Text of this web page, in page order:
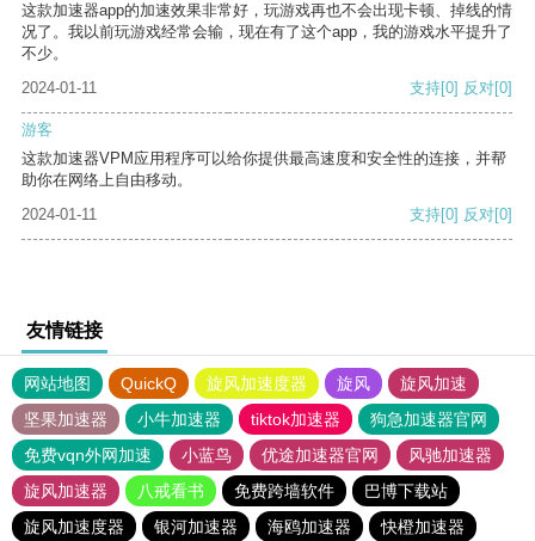
这款加速器app的加速效果非常好，玩游戏再也不会出现卡顿、掉线的情
况了。我以前玩游戏经常会输，现在有了这个app，我的游戏水平提升了
不少。
2024-01-11
支持[0] 反对[0]
游客
这款加速器VPM应用程序可以给你提供最高速度和安全性的连接，并帮
助你在网络上自由移动。
2024-01-11
支持[0] 反对[0]
友情链接
网站地图 QuickQ 旋风加速度器 旋风
旋风加速
坚果加速器
小牛加速器 tiktok加速器
狗急加速器官网
免费vqn外网加速
小蓝鸟 优途加速器官网
风驰加速器
旋风加速器
八戒看书 免费跨墙软件
巴博下载站
旋风加速度器
银河加速器 海鸥加速器 快橙加速器